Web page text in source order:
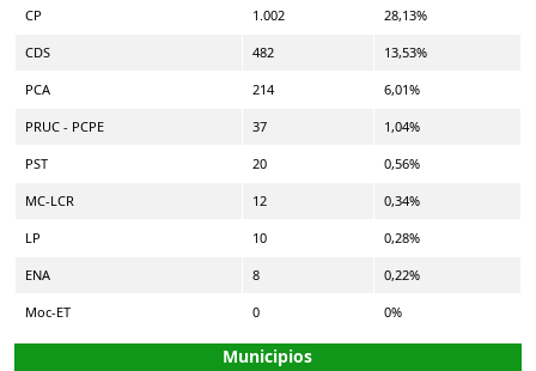
CP 1.002 28,13%
CDS 482 13,53%
PCA 214 6,01%
PRUC - PCPE 37 1,04%
PST 20 0,56%
MC-LCR 12 0,34%
LP 10 0,28%
ENA 8 0,22%
Moc-ET 0 0%
Municipios